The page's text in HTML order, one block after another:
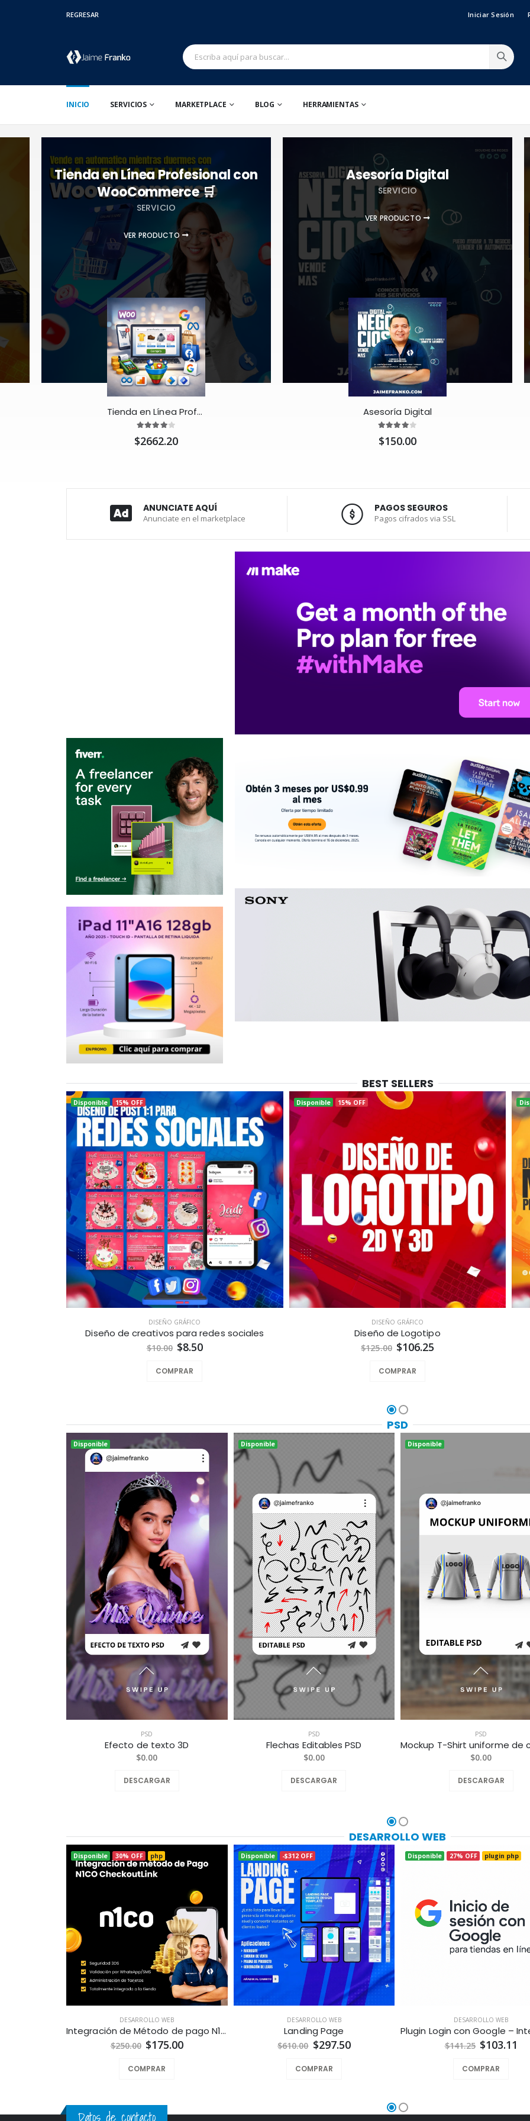
REGRESAR Iniciar Sesión
INICIO SERVICIOS MARKETPLACE BLOG HERRAMIENTAS
Tienda en Línea Profesional con
WooCommerce 🛒
SERVICIO
VER PRODUCTO
Tienda en Línea Profesional con WooCommerce 🛒
$2662.20
Asesoría Digital
SERVICIO
VER PRODUCTO
Asesoría Digital
$150.00
ANUNCIATE AQUÍ
Anunciate en el marketplace
PAGOS SEGUROS
Pagos cifrados via SSL
BEST SELLERS
Disponible 15% OFF
DISEÑO GRÁFICO
Diseño de creativos para redes sociales
$10.00 $8.50
COMPRAR
Disponible 15% OFF
DISEÑO GRÁFICO
Diseño de Logotipo
$125.00 $106.25
COMPRAR
PSD
Disponible
PSD
Efecto de texto 3D
$0.00
DESCARGAR
Disponible
PSD
Flechas Editables PSD
$0.00
DESCARGAR
Disponible
PSD
$0.00
DESCARGAR
DESARROLLO WEB
Disponible 30% OFF php
DESARROLLO WEB
Integración de Método de pago N1co CheckoutLink para Tiendas en Línea a la Medida
$250.00 $175.00
COMPRAR
Disponible -$312 OFF
DESARROLLO WEB
Landing Page
$610.00 $297.50
COMPRAR
Disponible 27% OFF plugin php
DESARROLLO WEB
$141.25 $103.11
COMPRAR